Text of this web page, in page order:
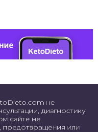
не
диагностику
сайте не
предотвращения или